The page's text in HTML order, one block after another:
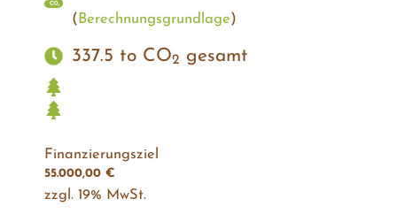
( Berechnungs­grundlage)
337.5 to CO2 gesamt
Finanzierungsziel
55.000,00 €
zzgl. 19% MwSt.